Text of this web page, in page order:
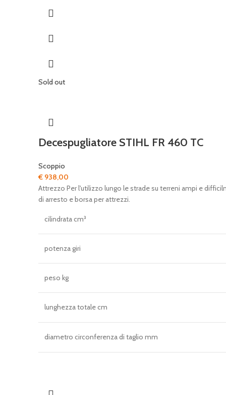
Sold out
Decespugliatore STIHL FR 460 TC
Scoppio
€ 938,00
Attrezzo Per l'utilizzo lungo le strade su terreni ampi e
di arresto e borsa per attrezzi.
cilindrata cm³
potenza giri
peso kg
lunghezza totale cm
diametro circonferenza di taglio mm